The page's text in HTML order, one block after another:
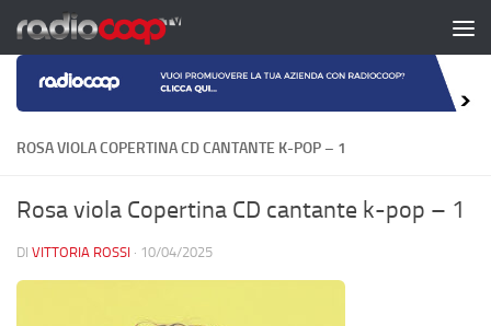
Salta al contenuto
ROSA VIOLA COPERTINA CD CANTANTE K-POP – 1
Rosa viola Copertina CD cantante k-pop – 1
DI VITTORIA ROSSI · 10/04/2025